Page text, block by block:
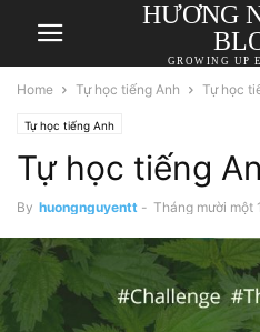
HƯƠNG
GROWING UP
Home Tự học tiếng Anh Tự học
Tự học tiếng Anh
Tự học tiếng
By huongnguyentt - Tháng mười một